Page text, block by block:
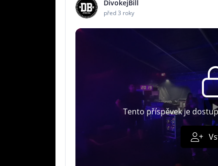
DivokejBill
před 3 roky
Tento příspěvek je